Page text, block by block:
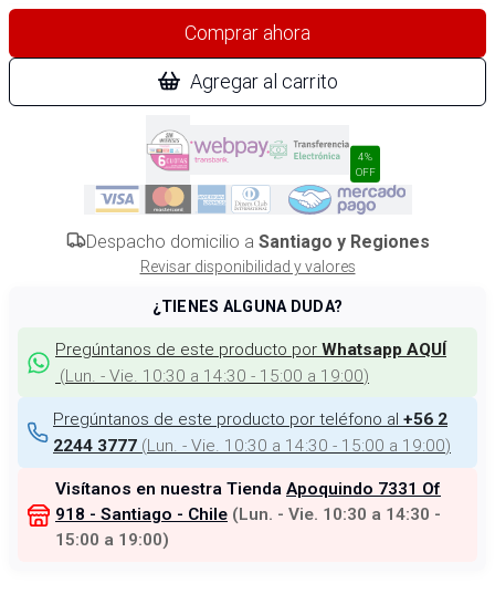
Comprar ahora
Agregar al carrito
4%
OFF
Despacho domicilio a Santiago y Regiones
Revisar disponibilidad y valores
¿TIENES ALGUNA DUDA?
Pregúntanos de este producto por Whatsapp AQUÍ
(Lun. - Vie. 10:30 a 14:30 - 15:00 a 19:00)
Pregúntanos de este producto por teléfono al +56 2
2244 3777 (Lun. - Vie. 10:30 a 14:30 - 15:00 a 19:00)
Visítanos en nuestra Tienda Apoquindo 7331 Of
918 - Santiago - Chile (Lun. - Vie. 10:30 a 14:30 -
15:00 a 19:00)